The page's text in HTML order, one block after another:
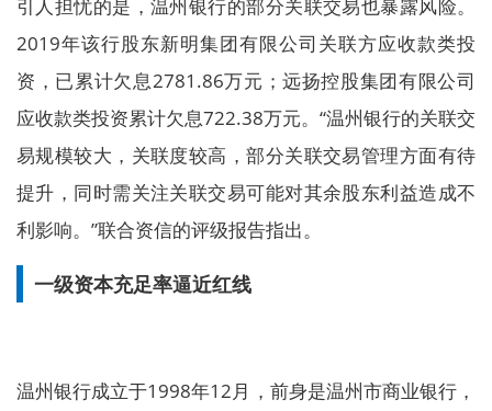
引人担忧的是，温州银行的部分关联交易也暴露风险。
2019年该行股东新明集团有限公司关联方应收款类投
资，已累计欠息2781.86万元；远扬控股集团有限公司
应收款类投资累计欠息722.38万元。“温州银行的关联交
易规模较大，关联度较高，部分关联交易管理方面有待
提升，同时需关注关联交易可能对其余股东利益造成不
利影响。”联合资信的评级报告指出。
一级资本充足率逼近红线
温州银行成立于1998年12月，前身是温州市商业银行，